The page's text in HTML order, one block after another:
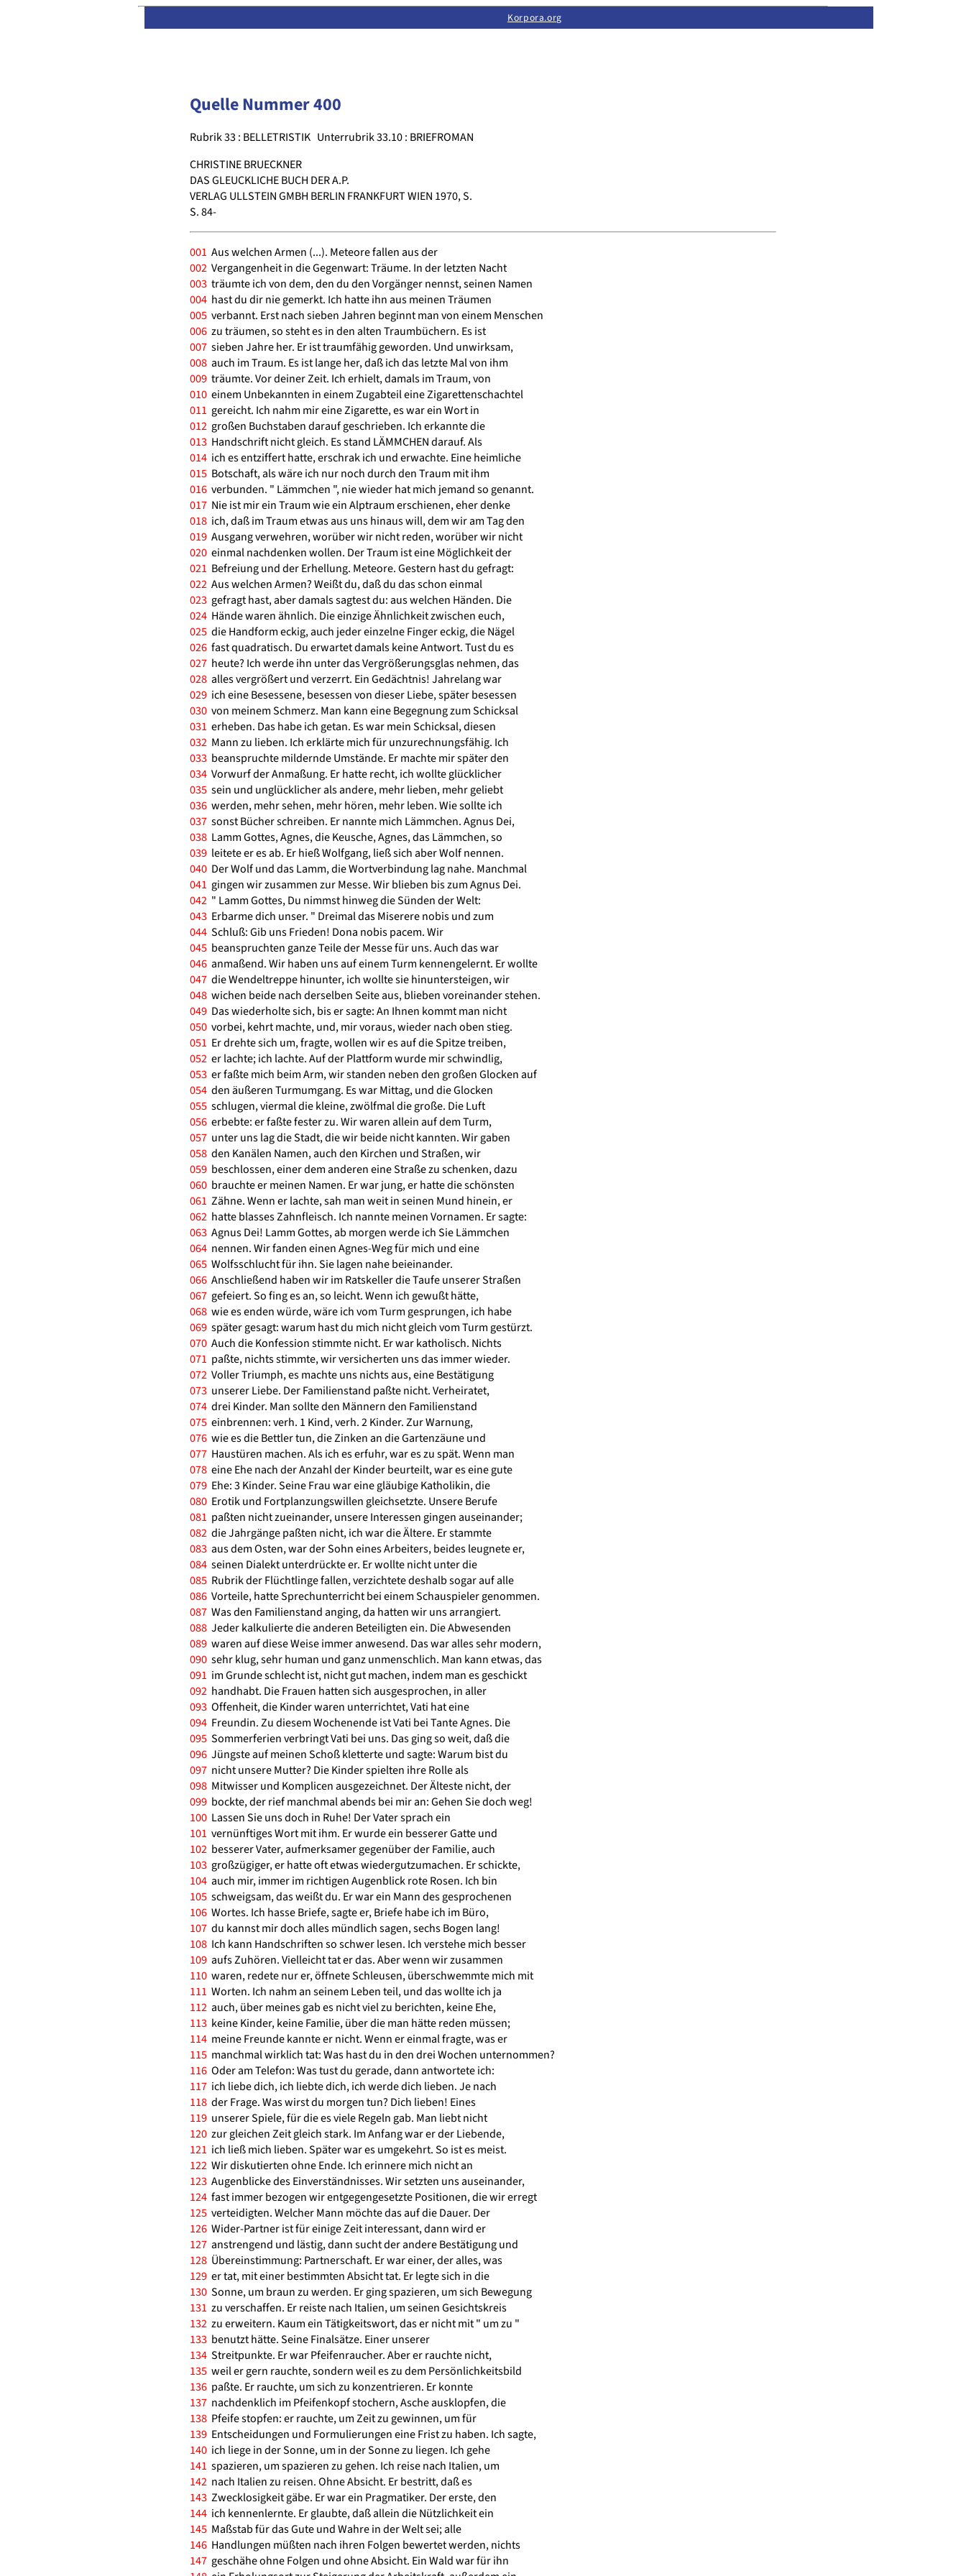
Feedback·Korpora.org
Quelle Nummer 400
Rubrik 33 : BELLETRISTIK Unterrubrik 33.10 : BRIEFROMAN
CHRISTINE BRUECKNER
DAS GLEUCKLICHE BUCH DER A.P.
VERLAG ULLSTEIN GMBH BERLIN FRANKFURT WIEN 1970, S.
S. 84-
001 Aus welchen Armen (...). Meteore fallen aus der
002 Vergangenheit in die Gegenwart: Träume. In der letzten Nacht
003 träumte ich von dem, den du den Vorgänger nennst, seinen Namen
004 hast du dir nie gemerkt. Ich hatte ihn aus meinen Träumen
005 verbannt. Erst nach sieben Jahren beginnt man von einem Menschen
006 zu träumen, so steht es in den alten Traumbüchern. Es ist
007 sieben Jahre her. Er ist traumfähig geworden. Und unwirksam,
008 auch im Traum. Es ist lange her, daß ich das letzte Mal von ihm
009 träumte. Vor deiner Zeit. Ich erhielt, damals im Traum, von
010 einem Unbekannten in einem Zugabteil eine Zigarettenschachtel
011 gereicht. Ich nahm mir eine Zigarette, es war ein Wort in
012 großen Buchstaben darauf geschrieben. Ich erkannte die
013 Handschrift nicht gleich. Es stand LÄMMCHEN darauf. Als
014 ich es entziffert hatte, erschrak ich und erwachte. Eine heimliche
015 Botschaft, als wäre ich nur noch durch den Traum mit ihm
016 verbunden. " Lämmchen ", nie wieder hat mich jemand so genannt.
017 Nie ist mir ein Traum wie ein Alptraum erschienen, eher denke
018 ich, daß im Traum etwas aus uns hinaus will, dem wir am Tag den
019 Ausgang verwehren, worüber wir nicht reden, worüber wir nicht
020 einmal nachdenken wollen. Der Traum ist eine Möglichkeit der
021 Befreiung und der Erhellung. Meteore. Gestern hast du gefragt:
022 Aus welchen Armen? Weißt du, daß du das schon einmal
023 gefragt hast, aber damals sagtest du: aus welchen Händen. Die
024 Hände waren ähnlich. Die einzige Ähnlichkeit zwischen euch,
025 die Handform eckig, auch jeder einzelne Finger eckig, die Nägel
026 fast quadratisch. Du erwartet damals keine Antwort. Tust du es
027 heute? Ich werde ihn unter das Vergrößerungsglas nehmen, das
028 alles vergrößert und verzerrt. Ein Gedächtnis! Jahrelang war
029 ich eine Besessene, besessen von dieser Liebe, später besessen
030 von meinem Schmerz. Man kann eine Begegnung zum Schicksal
031 erheben. Das habe ich getan. Es war mein Schicksal, diesen
032 Mann zu lieben. Ich erklärte mich für unzurechnungsfähig. Ich
033 beanspruchte mildernde Umstände. Er machte mir später den
034 Vorwurf der Anmaßung. Er hatte recht, ich wollte glücklicher
035 sein und unglücklicher als andere, mehr lieben, mehr geliebt
036 werden, mehr sehen, mehr hören, mehr leben. Wie sollte ich
037 sonst Bücher schreiben. Er nannte mich Lämmchen. Agnus Dei,
038 Lamm Gottes, Agnes, die Keusche, Agnes, das Lämmchen, so
039 leitete er es ab. Er hieß Wolfgang, ließ sich aber Wolf nennen.
040 Der Wolf und das Lamm, die Wortverbindung lag nahe. Manchmal
041 gingen wir zusammen zur Messe. Wir blieben bis zum Agnus Dei.
042 " Lamm Gottes, Du nimmst hinweg die Sünden der Welt:
043 Erbarme dich unser. " Dreimal das Miserere nobis und zum
044 Schluß: Gib uns Frieden! Dona nobis pacem. Wir
045 beanspruchten ganze Teile der Messe für uns. Auch das war
046 anmaßend. Wir haben uns auf einem Turm kennengelernt. Er wollte
047 die Wendeltreppe hinunter, ich wollte sie hinuntersteigen, wir
048 wichen beide nach derselben Seite aus, blieben voreinander stehen.
049 Das wiederholte sich, bis er sagte: An Ihnen kommt man nicht
050 vorbei, kehrt machte, und, mir voraus, wieder nach oben stieg.
051 Er drehte sich um, fragte, wollen wir es auf die Spitze treiben,
052 er lachte; ich lachte. Auf der Plattform wurde mir schwindlig,
053 er faßte mich beim Arm, wir standen neben den großen Glocken auf
054 den äußeren Turmumgang. Es war Mittag, und die Glocken
055 schlugen, viermal die kleine, zwölfmal die große. Die Luft
056 erbebte: er faßte fester zu. Wir waren allein auf dem Turm,
057 unter uns lag die Stadt, die wir beide nicht kannten. Wir gaben
058 den Kanälen Namen, auch den Kirchen und Straßen, wir
059 beschlossen, einer dem anderen eine Straße zu schenken, dazu
060 brauchte er meinen Namen. Er war jung, er hatte die schönsten
061 Zähne. Wenn er lachte, sah man weit in seinen Mund hinein, er
062 hatte blasses Zahnfleisch. Ich nannte meinen Vornamen. Er sagte:
063 Agnus Dei! Lamm Gottes, ab morgen werde ich Sie Lämmchen
064 nennen. Wir fanden einen Agnes-Weg für mich und eine
065 Wolfsschlucht für ihn. Sie lagen nahe beieinander.
066 Anschließend haben wir im Ratskeller die Taufe unserer Straßen
067 gefeiert. So fing es an, so leicht. Wenn ich gewußt hätte,
068 wie es enden würde, wäre ich vom Turm gesprungen, ich habe
069 später gesagt: warum hast du mich nicht gleich vom Turm gestürzt.
070 Auch die Konfession stimmte nicht. Er war katholisch. Nichts
071 paßte, nichts stimmte, wir versicherten uns das immer wieder.
072 Voller Triumph, es machte uns nichts aus, eine Bestätigung
073 unserer Liebe. Der Familienstand paßte nicht. Verheiratet,
074 drei Kinder. Man sollte den Männern den Familienstand
075 einbrennen: verh. 1 Kind, verh. 2 Kinder. Zur Warnung,
076 wie es die Bettler tun, die Zinken an die Gartenzäune und
077 Haustüren machen. Als ich es erfuhr, war es zu spät. Wenn man
078 eine Ehe nach der Anzahl der Kinder beurteilt, war es eine gute
079 Ehe: 3 Kinder. Seine Frau war eine gläubige Katholikin, die
080 Erotik und Fortplanzungswillen gleichsetzte. Unsere Berufe
081 paßten nicht zueinander, unsere Interessen gingen auseinander;
082 die Jahrgänge paßten nicht, ich war die Ältere. Er stammte
083 aus dem Osten, war der Sohn eines Arbeiters, beides leugnete er,
084 seinen Dialekt unterdrückte er. Er wollte nicht unter die
085 Rubrik der Flüchtlinge fallen, verzichtete deshalb sogar auf alle
086 Vorteile, hatte Sprechunterricht bei einem Schauspieler genommen.
087 Was den Familienstand anging, da hatten wir uns arrangiert.
088 Jeder kalkulierte die anderen Beteiligten ein. Die Abwesenden
089 waren auf diese Weise immer anwesend. Das war alles sehr modern,
090 sehr klug, sehr human und ganz unmenschlich. Man kann etwas, das
091 im Grunde schlecht ist, nicht gut machen, indem man es geschickt
092 handhabt. Die Frauen hatten sich ausgesprochen, in aller
093 Offenheit, die Kinder waren unterrichtet, Vati hat eine
094 Freundin. Zu diesem Wochenende ist Vati bei Tante Agnes. Die
095 Sommerferien verbringt Vati bei uns. Das ging so weit, daß die
096 Jüngste auf meinen Schoß kletterte und sagte: Warum bist du
097 nicht unsere Mutter? Die Kinder spielten ihre Rolle als
098 Mitwisser und Komplicen ausgezeichnet. Der Älteste nicht, der
099 bockte, der rief manchmal abends bei mir an: Gehen Sie doch weg!
100 Lassen Sie uns doch in Ruhe! Der Vater sprach ein
101 vernünftiges Wort mit ihm. Er wurde ein besserer Gatte und
102 besserer Vater, aufmerksamer gegenüber der Familie, auch
103 großzügiger, er hatte oft etwas wiedergutzumachen. Er schickte,
104 auch mir, immer im richtigen Augenblick rote Rosen. Ich bin
105 schweigsam, das weißt du. Er war ein Mann des gesprochenen
106 Wortes. Ich hasse Briefe, sagte er, Briefe habe ich im Büro,
107 du kannst mir doch alles mündlich sagen, sechs Bogen lang!
108 Ich kann Handschriften so schwer lesen. Ich verstehe mich besser
109 aufs Zuhören. Vielleicht tat er das. Aber wenn wir zusammen
110 waren, redete nur er, öffnete Schleusen, überschwemmte mich mit
111 Worten. Ich nahm an seinem Leben teil, und das wollte ich ja
112 auch, über meines gab es nicht viel zu berichten, keine Ehe,
113 keine Kinder, keine Familie, über die man hätte reden müssen;
114 meine Freunde kannte er nicht. Wenn er einmal fragte, was er
115 manchmal wirklich tat: Was hast du in den drei Wochen unternommen?
116 Oder am Telefon: Was tust du gerade, dann antwortete ich:
117 ich liebe dich, ich liebte dich, ich werde dich lieben. Je nach
118 der Frage. Was wirst du morgen tun? Dich lieben! Eines
119 unserer Spiele, für die es viele Regeln gab. Man liebt nicht
120 zur gleichen Zeit gleich stark. Im Anfang war er der Liebende,
121 ich ließ mich lieben. Später war es umgekehrt. So ist es meist.
122 Wir diskutierten ohne Ende. Ich erinnere mich nicht an
123 Augenblicke des Einverständnisses. Wir setzten uns auseinander,
124 fast immer bezogen wir entgegengesetzte Positionen, die wir erregt
125 verteidigten. Welcher Mann möchte das auf die Dauer. Der
126 Wider-Partner ist für einige Zeit interessant, dann wird er
127 anstrengend und lästig, dann sucht der andere Bestätigung und
128 Übereinstimmung: Partnerschaft. Er war einer, der alles, was
129 er tat, mit einer bestimmten Absicht tat. Er legte sich in die
130 Sonne, um braun zu werden. Er ging spazieren, um sich Bewegung
131 zu verschaffen. Er reiste nach Italien, um seinen Gesichtskreis
132 zu erweitern. Kaum ein Tätigkeitswort, das er nicht mit " um zu "
133 benutzt hätte. Seine Finalsätze. Einer unserer
134 Streitpunkte. Er war Pfeifenraucher. Aber er rauchte nicht,
135 weil er gern rauchte, sondern weil es zu dem Persönlichkeitsbild
136 paßte. Er rauchte, um sich zu konzentrieren. Er konnte
137 nachdenklich im Pfeifenkopf stochern, Asche ausklopfen, die
138 Pfeife stopfen: er rauchte, um Zeit zu gewinnen, um für
139 Entscheidungen und Formulierungen eine Frist zu haben. Ich sagte,
140 ich liege in der Sonne, um in der Sonne zu liegen. Ich gehe
141 spazieren, um spazieren zu gehen. Ich reise nach Italien, um
142 nach Italien zu reisen. Ohne Absicht. Er bestritt, daß es
143 Zwecklosigkeit gäbe. Er war ein Pragmatiker. Der erste, den
144 ich kennenlernte. Er glaubte, daß allein die Nützlichkeit ein
145 Maßstab für das Gute und Wahre in der Welt sei; alle
146 Handlungen müßten nach ihren Folgen bewertet werden, nichts
147 geschähe ohne Folgen und ohne Absicht. Ein Wald war für ihn
Korpora.org